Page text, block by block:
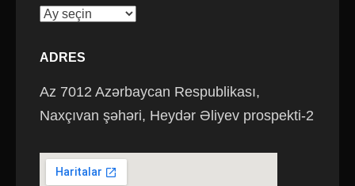
ADRES
Az 7012 Azərbaycan Respublikası,
Naxçıvan şəhəri, Heydər Əliyev prospekti-2